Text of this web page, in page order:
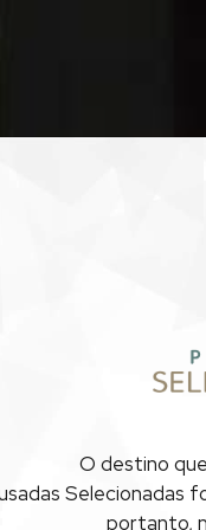
O destino
Selecionadas
portanto,